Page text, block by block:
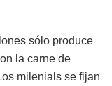
sólo produce
la carne de
milenials se fijan